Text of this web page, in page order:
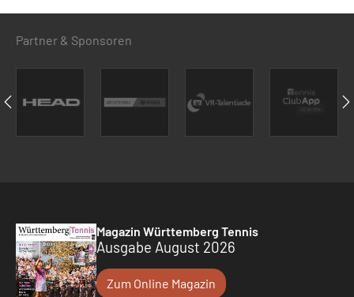
Partner & Sponsoren
Magazin Württemberg Tennis
Ausgabe August 2026
Zum Online Magazin